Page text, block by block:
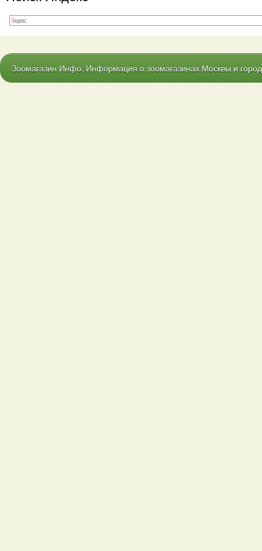
Зоомагазин Инфо. Информация о зоомагазинах Москвы и